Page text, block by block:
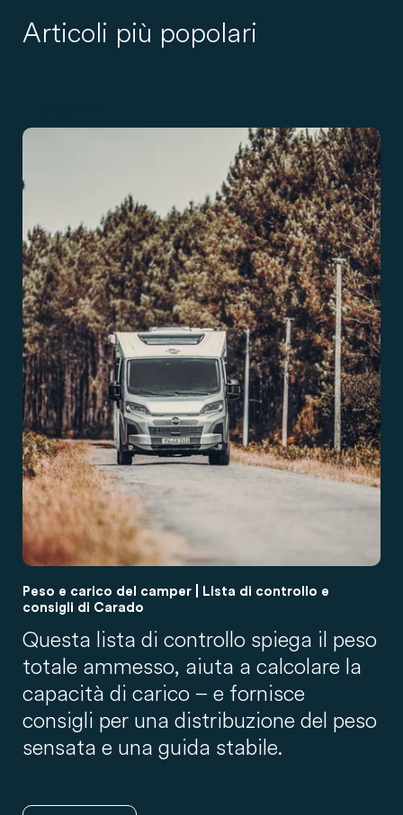
Articoli più popolari
Peso e carico del camper | Lista di controllo e
consigli di Carado
Questa lista di controllo spiega il peso
totale ammesso, aiuta a calcolare la
capacità di carico – e fornisce
consigli per una distribuzione del peso
sensata e una guida stabile.